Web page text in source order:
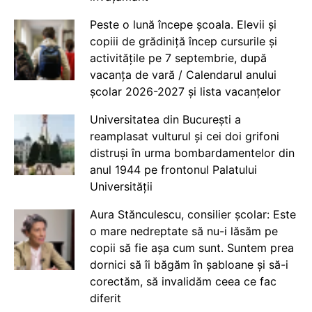
Peste o lună începe școala. Elevii și
copiii de grădiniță încep cursurile și
activitățile pe 7 septembrie, după
vacanța de vară / Calendarul anului
școlar 2026-2027 și lista vacanțelor
Universitatea din București a
reamplasat vulturul și cei doi grifoni
distruși în urma bombardamentelor din
anul 1944 pe frontonul Palatului
Universității
Aura Stănculescu, consilier școlar: Este
o mare nedreptate să nu-i lăsăm pe
copii să fie așa cum sunt. Suntem prea
dornici să îi băgăm în șabloane și să-i
corectăm, să invalidăm ceea ce fac
diferit